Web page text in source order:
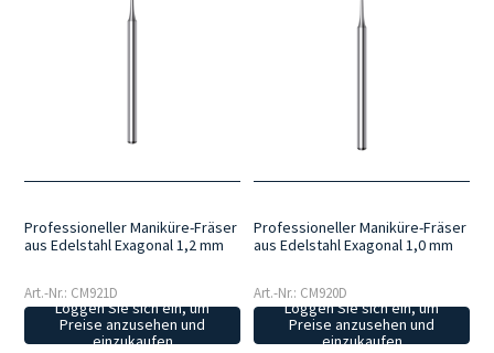
Professioneller Maniküre-Fräser
aus Edelstahl Exagonal 1,2 mm
Art.-Nr.: CM921D
Loggen Sie sich ein, um
Preise anzusehen und
einzukaufen
Professioneller Maniküre-Fräser
aus Edelstahl Exagonal 1,0 mm
Art.-Nr.: CM920D
Loggen Sie sich ein, um
Preise anzusehen und
einzukaufen